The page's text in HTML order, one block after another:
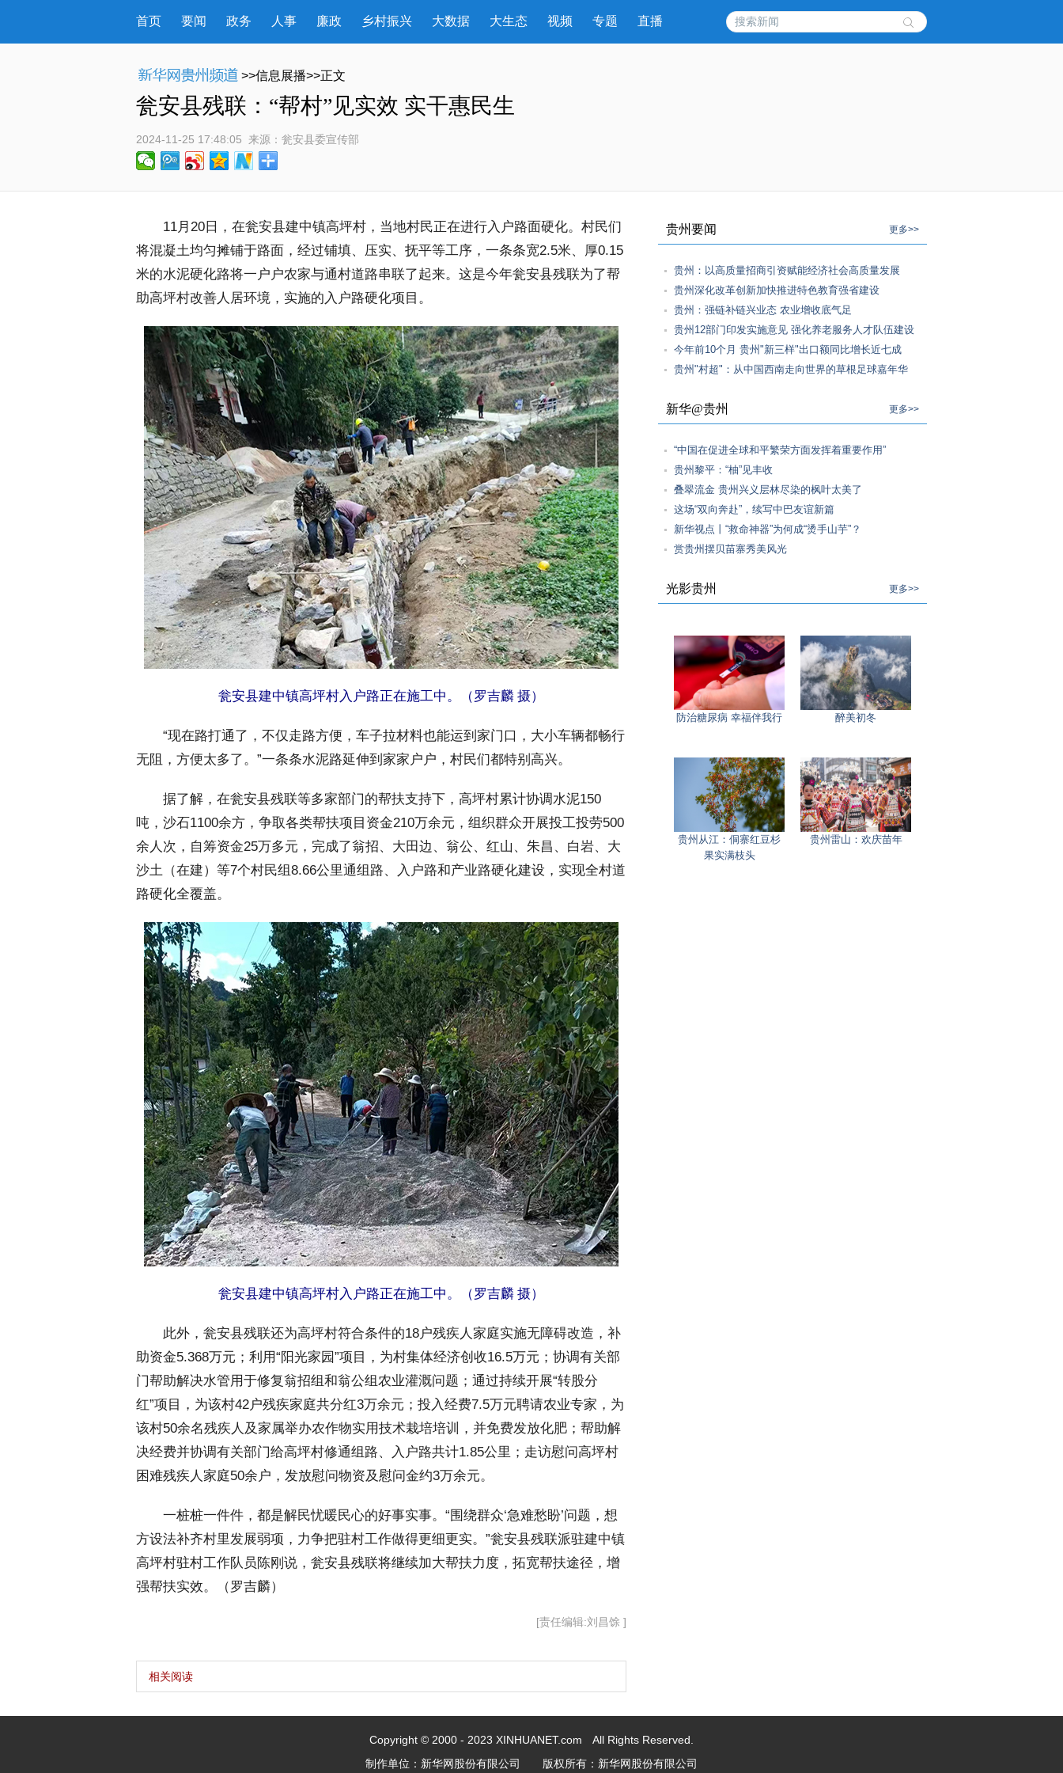
首页 要闻 政务 人事 廉政 乡村振兴 大数据 大生态 视频 专题 直播
>>信息展播>>正文
瓮安县残联：“帮村”见实效 实干惠民生
2024-11-25 17:48:05 来源： 瓮安县委宣传部
11月20日，在瓮安县建中镇高坪村，当地村民正在进行入户路面硬化。村民们
将混凝土均匀摊铺于路面，经过铺填、压实、抚平等工序，一条条宽2.5米、厚0.15
米的水泥硬化路将一户户农家与通村道路串联了起来。这是今年瓮安县残联为了帮
助高坪村改善人居环境，实施的入户路硬化项目。
瓮安县建中镇高坪村入户路正在施工中。（罗吉麟 摄）
“现在路打通了，不仅走路方便，车子拉材料也能运到家门口，大小车辆都畅行
无阻，方便太多了。”一条条水泥路延伸到家家户户，村民们都特别高兴。
据了解，在瓮安县残联等多家部门的帮扶支持下，高坪村累计协调水泥150
吨，沙石1100余方，争取各类帮扶项目资金210万余元，组织群众开展投工投劳500
余人次，自筹资金25万多元，完成了翁招、大田边、翁公、红山、朱昌、白岩、大
沙土（在建）等7个村民组8.66公里通组路、入户路和产业路硬化建设，实现全村道
路硬化全覆盖。
瓮安县建中镇高坪村入户路正在施工中。（罗吉麟 摄）
此外，瓮安县残联还为高坪村符合条件的18户残疾人家庭实施无障碍改造，补
助资金5.368万元；利用“阳光家园”项目，为村集体经济创收16.5万元；协调有关部
门帮助解决水管用于修复翁招组和翁公组农业灌溉问题；通过持续开展“转股分
红”项目，为该村42户残疾家庭共分红3万余元；投入经费7.5万元聘请农业专家，为
该村50余名残疾人及家属举办农作物实用技术栽培培训，并免费发放化肥；帮助解
决经费并协调有关部门给高坪村修通组路、入户路共计1.85公里；走访慰问高坪村
困难残疾人家庭50余户，发放慰问物资及慰问金约3万余元。
一桩桩一件件，都是解民忧暖民心的好事实事。“围绕群众‘急难愁盼’问题，想
方设法补齐村里发展弱项，力争把驻村工作做得更细更实。”瓮安县残联派驻建中镇
高坪村驻村工作队员陈刚说，瓮安县残联将继续加大帮扶力度，拓宽帮扶途径，增
强帮扶实效。（罗吉麟）
[责任编辑:刘昌馀 ]
相关阅读
贵州要闻 更多>>
贵州：以高质量招商引资赋能经济社会高质量发展
贵州深化改革创新加快推进特色教育强省建设
贵州：强链补链兴业态 农业增收底气足
贵州12部门印发实施意见 强化养老服务人才队伍建设
今年前10个月 贵州"新三样"出口额同比增长近七成
贵州"村超"：从中国西南走向世界的草根足球嘉年华
新华@贵州 更多>>
“中国在促进全球和平繁荣方面发挥着重要作用”
贵州黎平：“柚”见丰收
叠翠流金 贵州兴义层林尽染的枫叶太美了
这场“双向奔赴”，续写中巴友谊新篇
新华视点丨“救命神器”为何成“烫手山芋”？
赏贵州摆贝苗寨秀美风光
光影贵州 更多>>
防治糖尿病 幸福伴我行 醉美初冬
贵州从江：侗寨红豆杉
果实满枝头
贵州雷山：欢庆苗年
Copyright © 2000 - 2023 XINHUANET.com All Rights Reserved.
制作单位：新华网股份有限公司 版权所有：新华网股份有限公司